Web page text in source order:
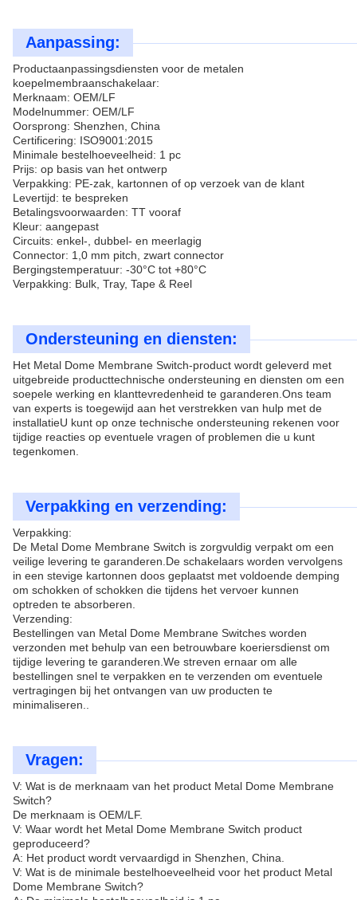
Aanpassing:
Productaanpassingsdiensten voor de metalen
koepelmembraanschakelaar:
Merknaam: OEM/LF
Modelnummer: OEM/LF
Oorsprong: Shenzhen, China
Certificering: ISO9001:2015
Minimale bestelhoeveelheid: 1 pc
Prijs: op basis van het ontwerp
Verpakking: PE-zak, kartonnen of op verzoek van de klant
Levertijd: te bespreken
Betalingsvoorwaarden: TT vooraf
Kleur: aangepast
Circuits: enkel-, dubbel- en meerlagig
Connector: 1,0 mm pitch, zwart connector
Bergingstemperatuur: -30°C tot +80°C
Verpakking: Bulk, Tray, Tape & Reel
Ondersteuning en diensten:
Het Metal Dome Membrane Switch-product wordt geleverd met
uitgebreide producttechnische ondersteuning en diensten om een
soepele werking en klanttevredenheid te garanderen.Ons team
van experts is toegewijd aan het verstrekken van hulp met de
installatieU kunt op onze technische ondersteuning rekenen voor
tijdige reacties op eventuele vragen of problemen die u kunt
tegenkomen.
Verpakking en verzending:
Verpakking:
De Metal Dome Membrane Switch is zorgvuldig verpakt om een
veilige levering te garanderen.De schakelaars worden vervolgens
in een stevige kartonnen doos geplaatst met voldoende demping
om schokken of schokken die tijdens het vervoer kunnen
optreden te absorberen.
Verzending:
Bestellingen van Metal Dome Membrane Switches worden
verzonden met behulp van een betrouwbare koeriersdienst om
tijdige levering te garanderen.We streven ernaar om alle
bestellingen snel te verpakken en te verzenden om eventuele
vertragingen bij het ontvangen van uw producten te
minimaliseren..
Vragen:
V: Wat is de merknaam van het product Metal Dome Membrane
Switch?
De merknaam is OEM/LF.
V: Waar wordt het Metal Dome Membrane Switch product
geproduceerd?
A: Het product wordt vervaardigd in Shenzhen, China.
V: Wat is de minimale bestelhoeveelheid voor het product Metal
Dome Membrane Switch?